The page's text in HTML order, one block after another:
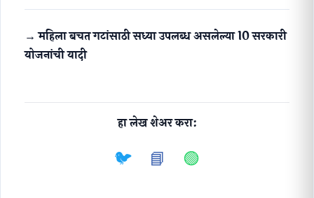
→ महिला बचत गटांसाठी सध्या उपलब्ध असलेल्या 10 सरकारी
योजनांची यादी
हा लेख शेअर करा:
🐦 📘 🟢